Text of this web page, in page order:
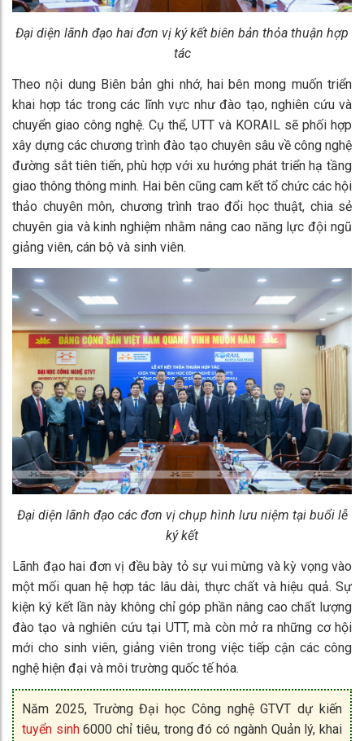
Đại diện lãnh đạo hai đơn vị ký kết biên bản thỏa thuận hợp
tác
Theo nội dung Biên bản ghi nhớ, hai bên mong muốn triển
khai hợp tác trong các lĩnh vực như đào tạo, nghiên cứu và
chuyển giao công nghệ. Cụ thể, UTT và KORAIL sẽ phối hợp
xây dựng các chương trình đào tạo chuyên sâu về công nghệ
đường sắt tiên tiến, phù hợp với xu hướng phát triển hạ tầng
giao thông thông minh. Hai bên cũng cam kết tổ chức các hội
thảo chuyên môn, chương trình trao đổi học thuật, chia sẻ
chuyên gia và kinh nghiệm nhằm nâng cao năng lực đội ngũ
giảng viên, cán bộ và sinh viên.
Đại diện lãnh đạo các đơn vị chụp hình lưu niệm tại buổi lễ
ký kết
Lãnh đạo hai đơn vị đều bày tỏ sự vui mừng và kỳ vọng vào
một mối quan hệ hợp tác lâu dài, thực chất và hiệu quả. Sự
kiện ký kết lần này không chỉ góp phần nâng cao chất lượng
đào tạo và nghiên cứu tại UTT, mà còn mở ra những cơ hội
mới cho sinh viên, giảng viên trong việc tiếp cận các công
nghệ hiện đại và môi trường quốc tế hóa.
Năm 2025, Trường Đại học Công nghệ GTVT dự kiến
tuyển sinh6000 chỉ tiêu, trong đó có ngành Quản lý, khai